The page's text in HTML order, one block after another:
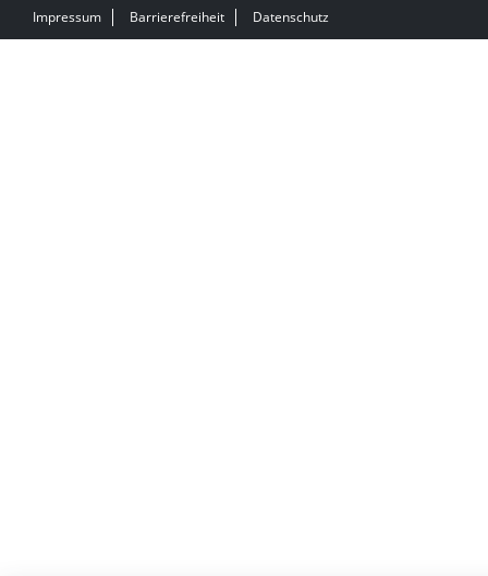
Impressum Barrierefreiheit Datenschutz